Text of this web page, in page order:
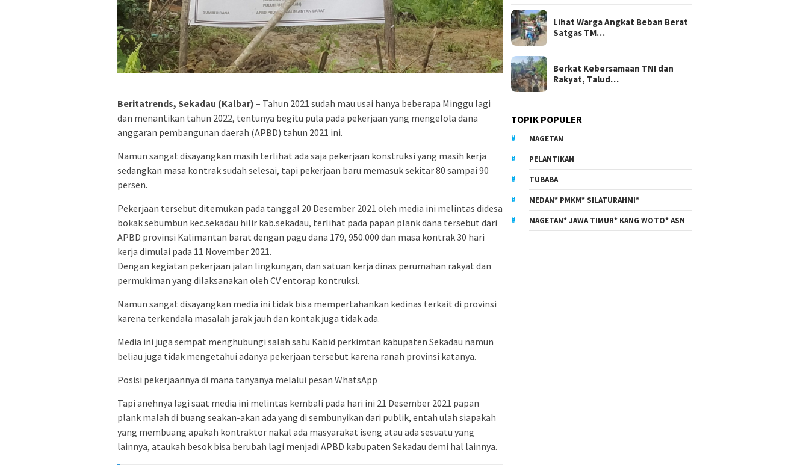
Beritatrends, Sekadau (Kalbar) – Tahun 2021 sudah mau usai hanya beberapa Minggu lagi
dan menantikan tahun 2022, tentunya begitu pula pada pekerjaan yang mengelola dana
anggaran pembangunan daerah (APBD) tahun 2021 ini.
Namun sangat disayangkan masih terlihat ada saja pekerjaan konstruksi yang masih kerja
sedangkan masa kontrak sudah selesai, tapi pekerjaan baru memasuk sekitar 80 sampai 90
persen.
Pekerjaan tersebut ditemukan pada tanggal 20 Desember 2021 oleh media ini melintas didesa
bokak sebumbun kec.sekadau hilir kab.sekadau, terlihat pada papan plank dana tersebut dari
APBD provinsi Kalimantan barat dengan pagu dana 179, 950.000 dan masa kontrak 30 hari
kerja dimulai pada 11 November 2021.
Dengan kegiatan pekerjaan jalan lingkungan, dan satuan kerja dinas perumahan rakyat dan
permukiman yang dilaksanakan oleh CV entorap kontruksi.
Namun sangat disayangkan media ini tidak bisa mempertahankan kedinas terkait di provinsi
karena terkendala masalah jarak jauh dan kontak juga tidak ada.
Media ini juga sempat menghubungi salah satu Kabid perkimtan kabupaten Sekadau namun
beliau juga tidak mengetahui adanya pekerjaan tersebut karena ranah provinsi katanya.
Posisi pekerjaannya di mana tanyanya melalui pesan WhatsApp
Tapi anehnya lagi saat media ini melintas kembali pada hari ini 21 Desember 2021 papan
plank malah di buang seakan-akan ada yang di sembunyikan dari publik, entah ulah siapakah
yang membuang apakah kontraktor nakal ada masyarakat iseng atau ada sesuatu yang
lainnya, ataukah besok bisa berubah lagi menjadi APBD kabupaten Sekadau demi hal lainnya.
Lihat Warga Angkat Beban Berat
Satgas TM…
Berkat Kebersamaan TNI dan
Rakyat, Talud…
TOPIK POPULER
MAGETAN
PELANTIKAN
TUBABA
MEDAN* PMKM* SILATURAHMI*
MAGETAN* JAWA TIMUR* KANG WOTO* ASN